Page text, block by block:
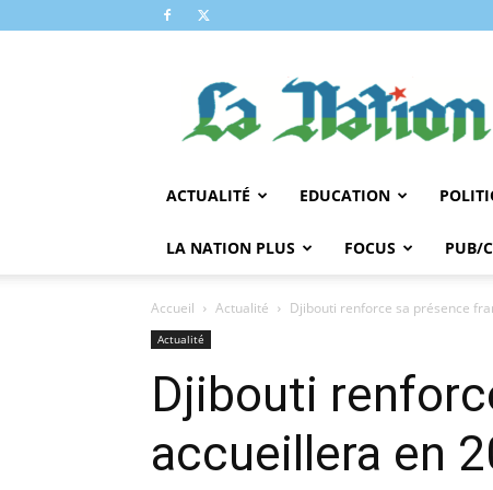
NATION
ACTUALITÉ EDUCATION
LA NATION PLUS FOCUS PUB/
Accueil Actualité Djibouti renforce sa présence
Actualité
Djibouti
accueillera en